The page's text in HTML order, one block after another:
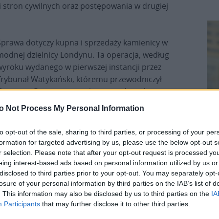
Not Process My Personal Information
opt-out of the sale, sharing to third parties, or processing of your
for targeted advertising by us, please use the below opt-out
selection. Please note that after your opt-out request is processed
interest-based ads based on personal information utilized by us
to third parties prior to your opt-out. You may separately
of your personal information by third parties on the IAB’s list of
This information may also be disclosed by us to third parties on the
Participants that may further disclose it to other third parties.
cywilnych oraz postępowania w drugiej
dotyczy kupna i sprzedaży kamienicy w
dzielnicy Londynu. Ta operacja, według
wydanego w pierwszej instancji przez
Watykański, któremu przewodniczył
Pignatone, miała spowodować w
budżecie straty rzędu co najmniej
139 mln euro. Sam
w swoim pierwszym wywiadzie,
18 września. Wówczas, mówiąc o
finansowej Watykanu, stwierdził: „Zakup
budynku w Londynie, przy Sloane Avenue, był
nagłośniony i ileż milionów zostało w
straconych”.
spółdzielni na Sardynii a także na rzecz